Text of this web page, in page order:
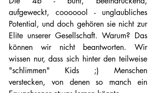
aufgeweckt, cooooool - unglaubliches
Potential, und doch gehören sie nicht zur
Elite unserer Gesellschaft. Warum? Das
können wir nicht beantworten. Wir
wissen nur, dass sich hinter den teilweise
"schlimmen" Kids ;) Menschen
verstecken, von denen so manch ein